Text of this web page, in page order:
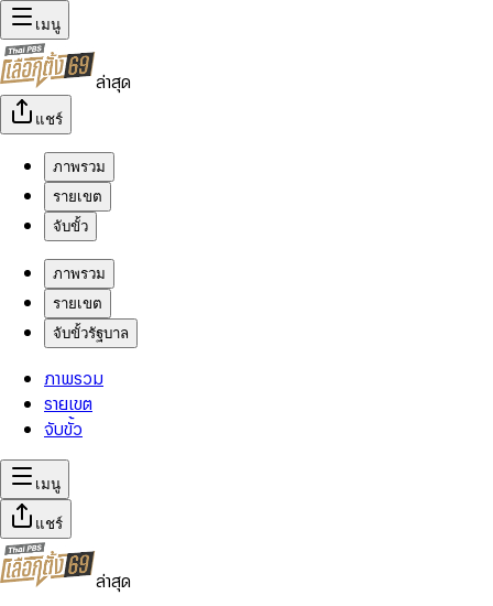
เมนู
ล่าสุด
แชร์
ภาพรวม
รายเขต
จับขั้ว
ภาพรวม
รายเขต
จับขั้วรัฐบาล
ภาพรวม
รายเขต
จับขั้ว
เมนู
แชร์
ล่าสุด